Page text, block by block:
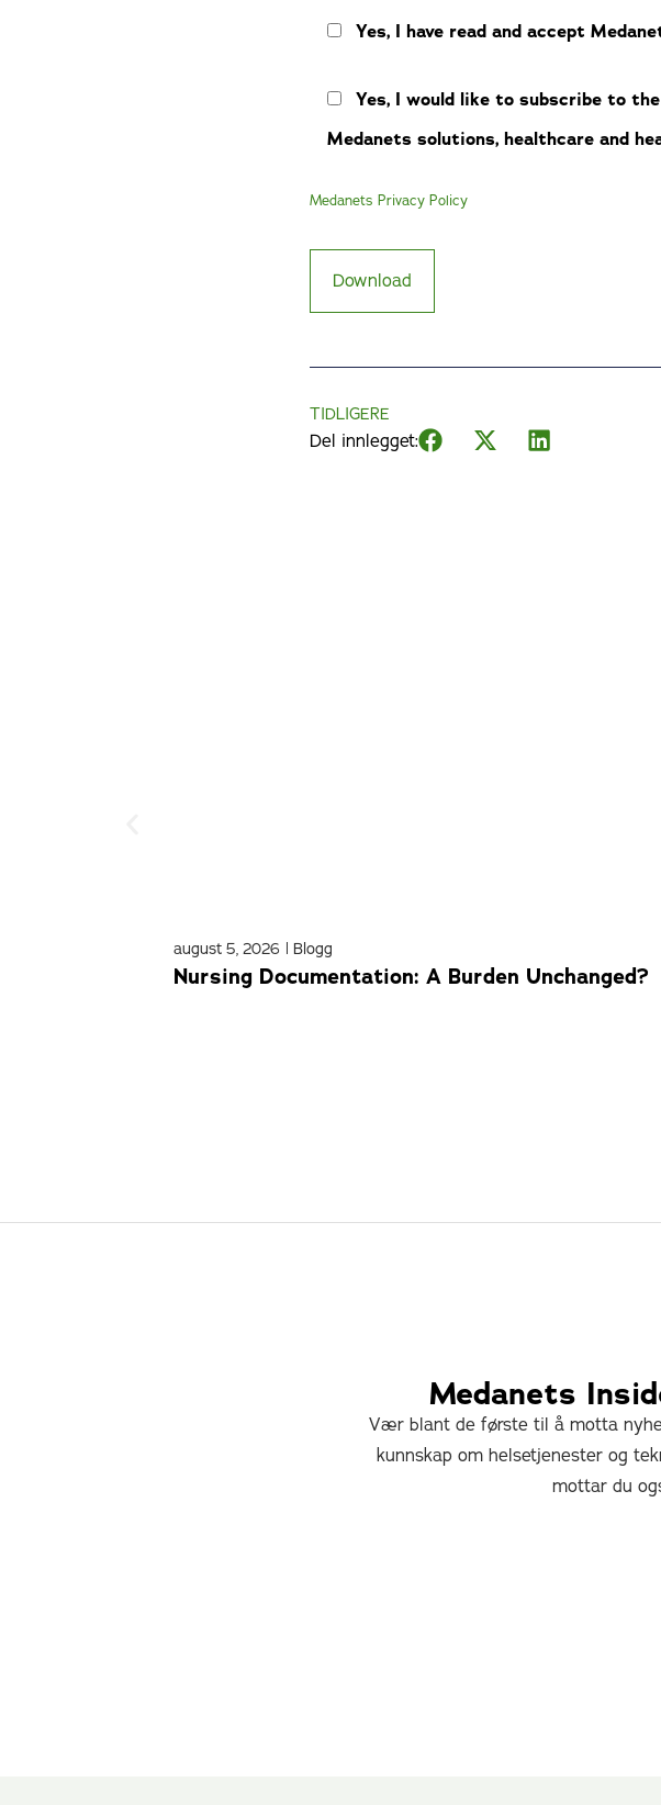
Yes, I have read and accept
Yes, I would like to subscribe to
Medanets solutions, healthcare and
Medanets Privacy Policy
TIDLIGERE
Del innlegget:
august 5, 2026 | Blogg
Nursing Documentation: A Burden Unchanged?
Medanets
Vær blant de første til å motta
kunnskap om helsetjenester og
mottar du